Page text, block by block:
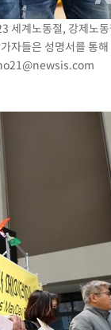
세계노동절, 강제노
자들은 성명서를 통